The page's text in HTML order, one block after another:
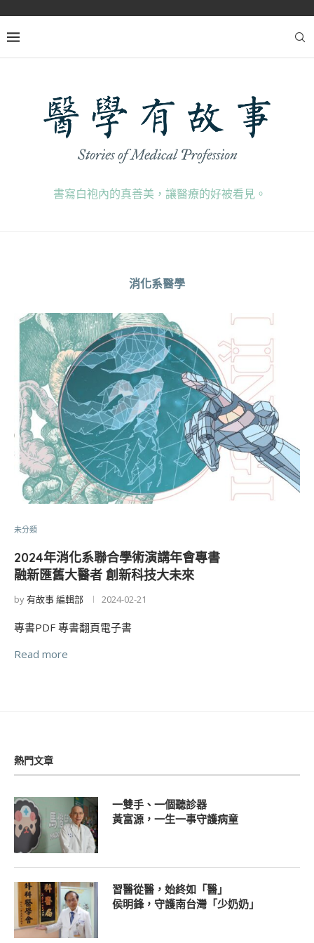
書寫白袍內的真善美，讓醫療的好被看見。
消化系醫學
未分類
2024年消化系聯合學術演講年會專書
融新匯舊大醫者 創新科技大未來
by有故事 編輯部 2024-02-21
專書PDF 專書翻頁電子書
Read more
熱門文章
一雙手、一個聽診器
黃富源，一生一事守護病童
習醫從醫，始終如「醫」
侯明鋒，守護南台灣「少奶奶」